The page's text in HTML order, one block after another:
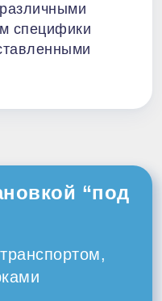
специфики
“под